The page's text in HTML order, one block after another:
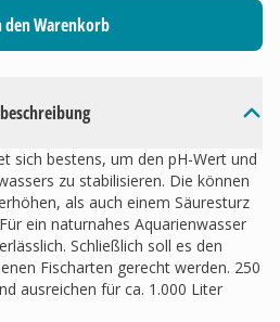
sich bestens, um den pH-Wert und
zu stabilisieren. Die können
als auch einem Säuresturz
ein naturnahes Aquarienwasser
Schließlich soll es den
Fischarten gerecht werden. 250
ausreichen für ca. 1.000 Liter
den Warenkorb